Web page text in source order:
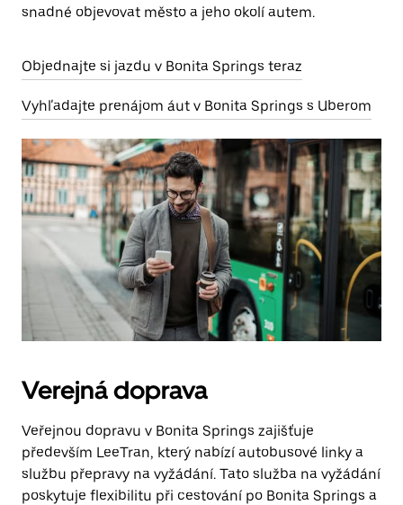
snadné objevovat město a jeho okolí autem.
Objednajte si jazdu v Bonita Springs teraz
Vyhľadajte prenájom áut v Bonita Springs s Uberom
Verejná doprava
Veřejnou dopravu v Bonita Springs zajišťuje
především LeeTran, který nabízí autobusové linky a
službu přepravy na vyžádání. Tato služba na vyžádání
poskytuje flexibilitu při cestování po Bonita Springs a